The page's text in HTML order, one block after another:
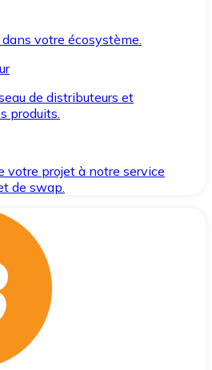
votre écosystème.
de distributeurs et
produits.
votre projet à notre service
de swap.